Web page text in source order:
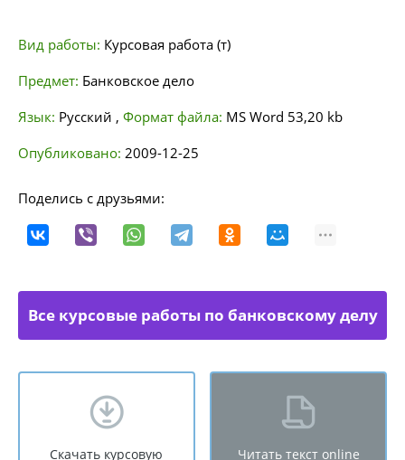
Вид работы: Курсовая работа (т)
Предмет: Банковское дело
Язык: Русский , Формат файла: MS Word 53,20 kb
Опубликовано: 2009-12-25
Поделись с друзьями:
Все курсовые работы по банковскому делу
Скачать курсовую
Читать текст online